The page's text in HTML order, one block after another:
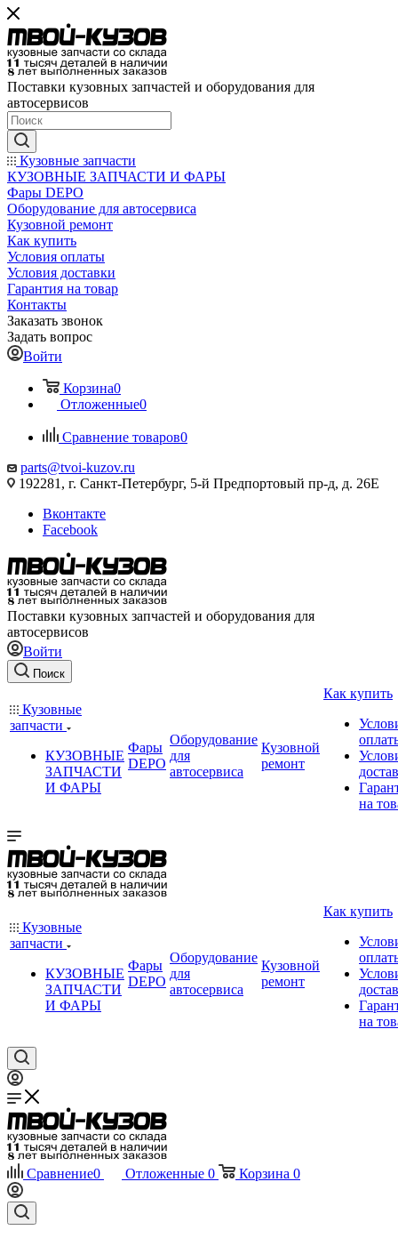
Поставки кузовных запчастей и оборудования для
автосервисов
Кузовные запчасти
КУЗОВНЫЕ ЗАПЧАСТИ И ФАРЫ
Фары DEPO
Оборудование для автосервиса
Кузовной ремонт
Как купить
Условия оплаты
Условия доставки
Гарантия на товар
Контакты
Заказать звонок
Задать вопрос
Войти
Корзина0
Отложенные0
Сравнение товаров0
parts@tvoi-kuzov.ru
192281, г. Санкт-Петербург, 5-й Предпортовый пр-д, д. 26Е
Вконтакте
Facebook
Поставки кузовных запчастей и оборудования для
автосервисов
Войти
Поиск
Кузовные
запчасти
КУЗОВНЫЕ
ЗАПЧАСТИ
И ФАРЫ
Фары
DEPO
Оборудование
для
автосервиса
Кузовной
ремонт
Как купить
на
Кузовные
запчасти
КУЗОВНЫЕ
ЗАПЧАСТИ
И ФАРЫ
Фары
DEPO
Оборудование
для
автосервиса
Кузовной
ремонт
Как купить
на
Сравнение0 Отложенные 0 Корзина 0